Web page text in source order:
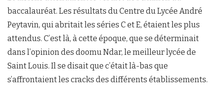
baccalauréat. Les résultats du Centre du Lycée André
Peytavin, qui abritait les séries C et E, étaient les plus
attendus. C’est là, à cette époque, que se déterminait
dans l’opinion des doomu Ndar, le meilleur lycée de
Saint Louis. Il se disait que c’était là-bas que
s’affrontaient les cracks des différents établissements.